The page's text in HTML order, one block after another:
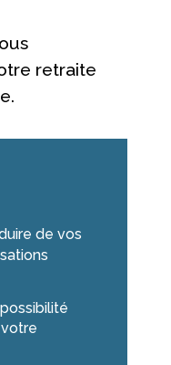
retraite
de vos
possibilité